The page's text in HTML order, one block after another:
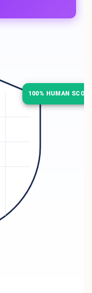
100% HUMAN